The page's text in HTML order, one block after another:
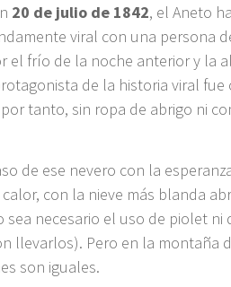
20 de julio de 1842, el Aneto
viral con una persona
el frío de la noche anterior y la
de la historia viral
tanto, sin ropa de abrigo ni
de ese nevero con la
con la nieve más blanda
sea necesario el uso de piolet ni
llevarlos). Pero en la montaña
son iguales.